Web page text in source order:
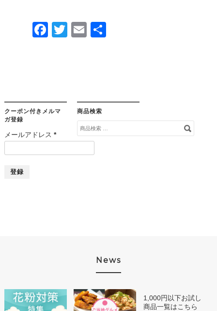
Facebook
TwitterEmail
クーポン付きメルマ
ガ登録
メールアドレス *
商品検索
検
索
象:
News
1,000円以下お試し
商品一覧はこちら